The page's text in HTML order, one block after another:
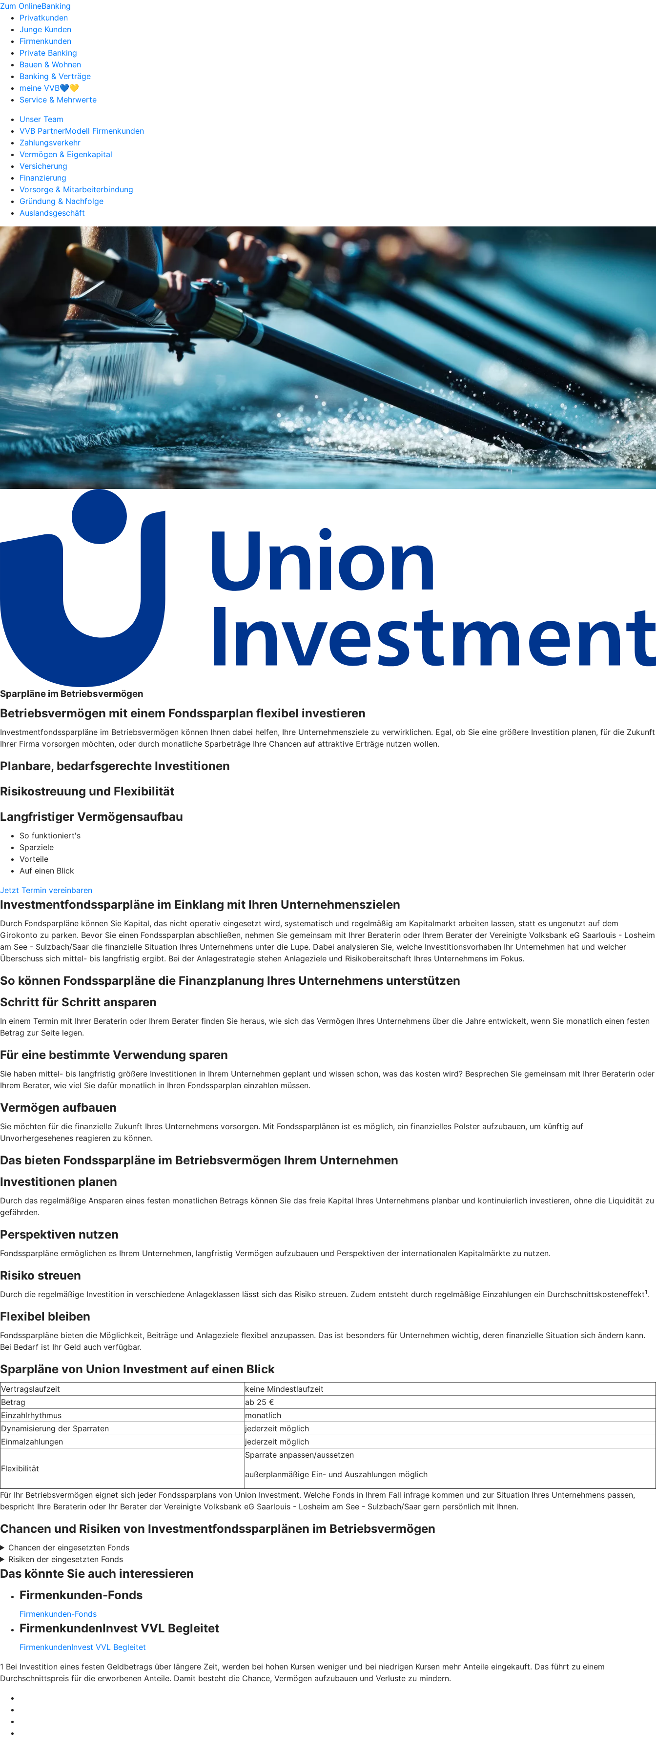
Zum OnlineBanking
Privatkunden
Junge Kunden
Firmenkunden
Private Banking
Bauen & Wohnen
Banking & Verträge
meine VVB💙💛
Service & Mehrwerte
Unser Team
VVB PartnerModell Firmenkunden
Zahlungsverkehr
Vermögen & Eigenkapital
Versicherung
Finanzierung
Vorsorge & Mitarbeiterbindung
Gründung & Nachfolge
Auslandsgeschäft
Sparpläne im Betriebsvermögen
Betriebsvermögen mit einem Fondssparplan flexibel investieren
Investmentfondssparpläne im Betriebsvermögen können Ihnen dabei helfen, Ihre Unternehmensziele zu verwirklichen. Egal, ob Sie eine größere Investition planen, für die Zukunft
Ihrer Firma vorsorgen möchten, oder durch monatliche Sparbeträge Ihre Chancen auf attraktive Erträge nutzen wollen.
Planbare, bedarfsgerechte Investitionen
Risikostreuung und Flexibilität
Langfristiger Vermögensaufbau
So funktioniert's
Sparziele
Vorteile
Auf einen Blick
Jetzt Termin vereinbaren
Investmentfondssparpläne im Einklang mit Ihren Unternehmenszielen
Durch Fondsparpläne können Sie Kapital, das nicht operativ eingesetzt wird, systematisch und regelmäßig am Kapitalmarkt arbeiten lassen, statt es ungenutzt auf dem
Girokonto zu parken. Bevor Sie einen Fondssparplan abschließen, nehmen Sie gemeinsam mit Ihrer Beraterin oder Ihrem Berater der Vereinigte Volksbank eG Saarlouis - Losheim
am See - Sulzbach/Saar die finanzielle Situation Ihres Unternehmens unter die Lupe. Dabei analysieren Sie, welche Investitionsvorhaben Ihr Unternehmen hat und welcher
Überschuss sich mittel- bis langfristig ergibt. Bei der Anlagestrategie stehen Anlageziele und Risikobereitschaft Ihres Unternehmens im Fokus.
So können Fondssparpläne die Finanzplanung Ihres Unternehmens unterstützen
Schritt für Schritt ansparen
In einem Termin mit Ihrer Beraterin oder Ihrem Berater finden Sie heraus, wie sich das Vermögen Ihres Unternehmens über die Jahre entwickelt, wenn Sie monatlich einen festen
Betrag zur Seite legen.
Für eine bestimmte Verwendung sparen
Sie haben mittel- bis langfristig größere Investitionen in Ihrem Unternehmen geplant und wissen schon, was das kosten wird? Besprechen Sie gemeinsam mit Ihrer Beraterin oder
Ihrem Berater, wie viel Sie dafür monatlich in Ihren Fondssparplan einzahlen müssen.
Vermögen aufbauen
Sie möchten für die finanzielle Zukunft Ihres Unternehmens vorsorgen. Mit Fondssparplänen ist es möglich, ein finanzielles Polster aufzubauen, um künftig auf
Unvorhergesehenes reagieren zu können.
Das bieten Fondssparpläne im Betriebsvermögen Ihrem Unternehmen
Investitionen planen
Durch das regelmäßige Ansparen eines festen monatlichen Betrags können Sie das freie Kapital Ihres Unternehmens planbar und kontinuierlich investieren, ohne die Liquidität zu
gefährden.
Perspektiven nutzen
Fondssparpläne ermöglichen es Ihrem Unternehmen, langfristig Vermögen aufzubauen und Perspektiven der internationalen Kapitalmärkte zu nutzen.
Risiko streuen
Durch die regelmäßige Investition in verschiedene Anlageklassen lässt sich das Risiko streuen. Zudem entsteht durch regelmäßige Einzahlungen ein Durchschnittskosteneffekt1 .
Flexibel bleiben
Fondssparpläne bieten die Möglichkeit, Beiträge und Anlageziele flexibel anzupassen. Das ist besonders für Unternehmen wichtig, deren finanzielle Situation sich ändern kann.
Bei Bedarf ist Ihr Geld auch verfügbar.
Sparpläne von Union Investment auf einen Blick
Vertragslaufzeit
keine Mindestlaufzeit
Betrag
ab 25 €
Einzahlrhythmus
monatlich
Dynamisierung der Sparraten
jederzeit möglich
Einmalzahlungen
jederzeit möglich
Flexibilität
Sparrate anpassen/aussetzen
außerplanmäßige Ein- und Auszahlungen möglich
Für Ihr Betriebsvermögen eignet sich jeder Fondssparplans von Union Investment. Welche Fonds in Ihrem Fall infrage kommen und zur Situation Ihres Unternehmens passen,
bespricht Ihre Beraterin oder Ihr Berater der Vereinigte Volksbank eG Saarlouis - Losheim am See - Sulzbach/Saar gern persönlich mit Ihnen.
Chancen und Risiken von Investmentfondssparplänen im Betriebsvermögen
Chancen der eingesetzten Fonds
Risiken der eingesetzten Fonds
Das könnte Sie auch interessieren
Firmenkunden-Fonds
Firmenkunden-Fonds
FirmenkundenInvest VVL Begleitet
FirmenkundenInvest VVL Begleitet
1 Bei Investition eines festen Geldbetrags über längere Zeit, werden bei hohen Kursen weniger und bei niedrigen Kursen mehr Anteile eingekauft. Das führt zu einem
Durchschnittspreis für die erworbenen Anteile. Damit besteht die Chance, Vermögen aufzubauen und Verluste zu mindern.